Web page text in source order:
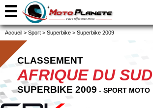
Accueil > Sport > Superbike > Superbike 2009
CLASSEMENT
AFRIQUE DU SUD
SUPERBIKE 2009 - SPORT MOTO